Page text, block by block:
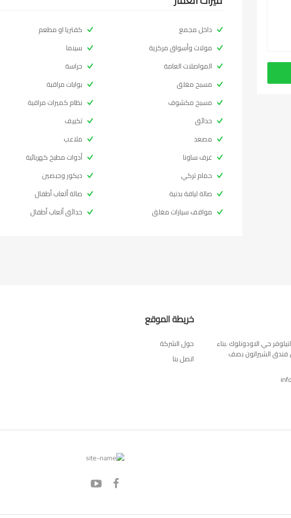
داخل مجمع
مولات وأسواق مركزية
المواصلات العامة
مسبح مغلق
مسبح مكشوف
حدائق
مصعد
غرف ساونا
حمام تركي
صالة لياقة بدنية
مواقف سيارات مغلق
كفتريا او مطعم
سينما
حراسة
بوابات مراقبة
نظام كميرات مراقبة
تكييف
ملاعب
أدوات مطبخ كهربائية
ديكور وجبصين
صالة ألعاب أطفال
حدائق ألعاب أطفال
حي الاودونلوك .بناء
فندق الشيراتون بصف
خريطة الموقع
حول الشركة
اتصل بنا